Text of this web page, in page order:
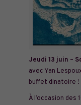
Jeudi 13 juin –
avec Yan
buffet dinatoire !
À l’occasion des